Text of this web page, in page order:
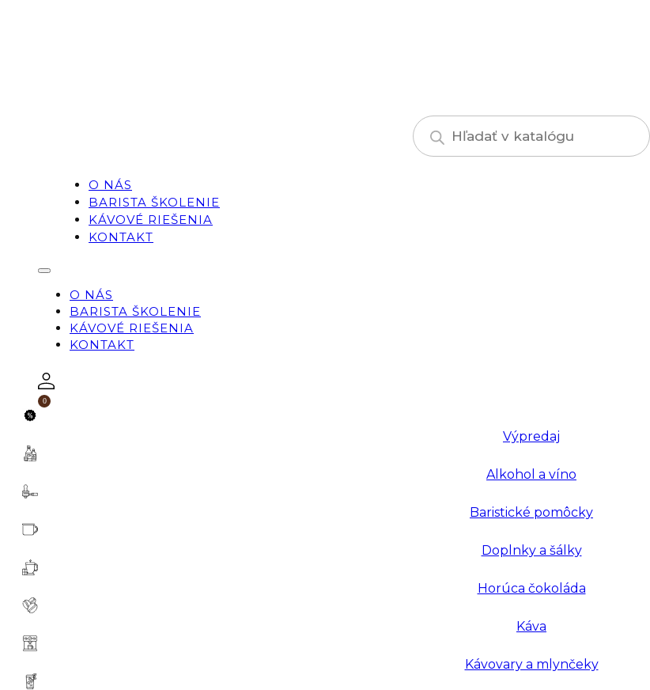
Products
search
O NÁS
BARISTA ŠKOLENIE
KÁVOVÉ RIEŠENIA
KONTAKT
O NÁS
BARISTA ŠKOLENIE
KÁVOVÉ RIEŠENIA
KONTAKT
0
Výpredaj
Alkohol a víno
Baristické pomôcky
Doplnky a šálky
Horúca čokoláda
Káva
Kávovary a mlynčeky